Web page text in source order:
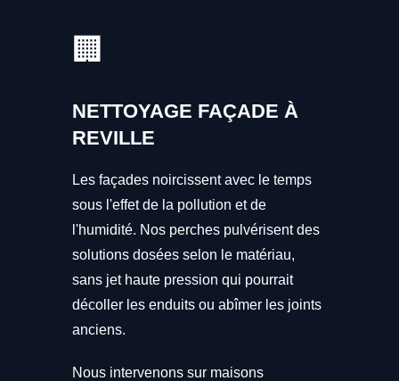
🏢
NETTOYAGE FAÇADE À
REVILLE
Les façades noircissent avec le temps
sous l'effet de la pollution et de
l'humidité. Nos perches pulvérisent des
solutions dosées selon le matériau,
sans jet haute pression qui pourrait
décoller les enduits ou abîmer les joints
anciens.
Nous intervenons sur maisons